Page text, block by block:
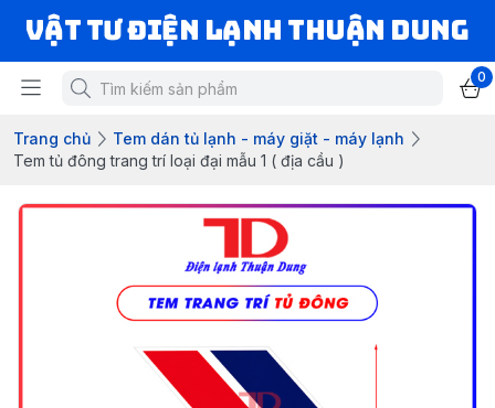
VẬT TƯ ĐIỆN LẠNH THUẬN DUNG
0
Trang chủ
Tem dán tủ lạnh - máy giặt - máy lạnh
Tem tủ đông trang trí loại đại mẫu 1 ( địa cầu )